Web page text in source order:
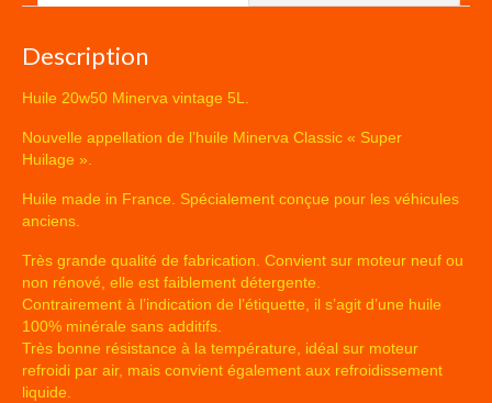
Description
Huile 20w50 Minerva vintage 5L.
Nouvelle appellation de l’huile Minerva Classic « Super
Huilage ».
Huile made in France. Spécialement conçue pour les véhicules
anciens.
Très grande qualité de fabrication. Convient sur moteur neuf ou
non rénové, elle est faiblement détergente.
Contrairement à l’indication de l’étiquette, il s’agit d’une huile
100% minérale sans additifs.
Très bonne résistance à la température, idéal sur moteur
refroidi par air, mais convient également aux refroidissement
liquide.